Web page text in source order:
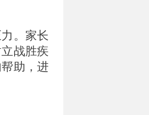
。家长
战胜疾
助，进